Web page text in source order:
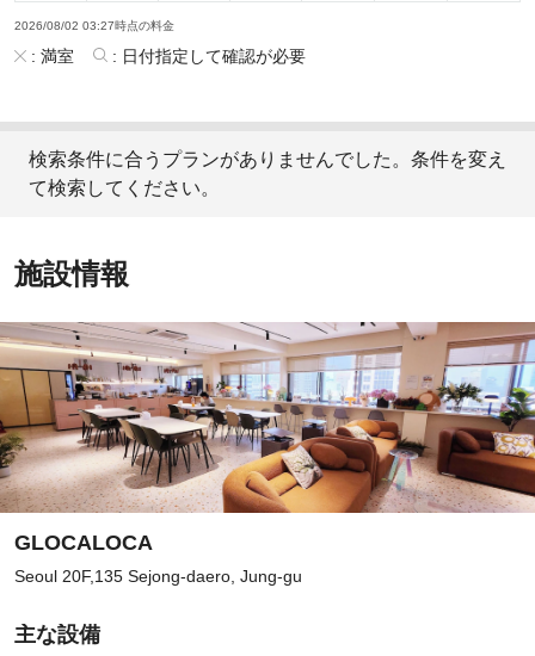
2026/08/02 03:27時点の料金
: 満室 : 日付指定して確認が必要
検索条件に合うプランがありませんでした。条件を変え
て検索してください。
施設情報
GLOCALOCA
Seoul 20F,135 Sejong-daero, Jung-gu
主な設備